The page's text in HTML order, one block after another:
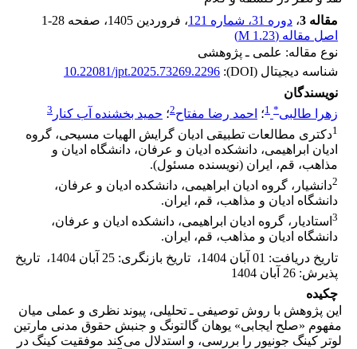
مقاله 3
، دوره 31، شماره 121 ، فروردین 1405 ، صفحه 1-28
اصل مقاله (1.23 M
)
نوع مقاله: علمی ـ پژوهشی
شناسه دیجیتال (DOI):
10.22081/jpt.2025.73269.2296
نویسندگان
زهرا طالبی*
1؛ احمد رضا مفتاح2؛ حمید بخشنده آب کنار 3
1دکتری مطالعات تطبیقی ادیان گرایش الهیات مسیحی، گروه
ادیان ابراهیمی، ‏دانشکده ادیان و عرفان، دانشگاه ادیان و
مذاهب، قم، ایران‏ (نویسنده مسئول).
2دانشیار، گروه ادیان ابراهیمی، دانشکده ادیان و عرفان،
دانشگاه ادیان و مذاهب، قم، ایران.‏
3 استادیار، گروه ادیان ابراهیمی، دانشکده ادیان و عرفان،
دانشگاه ادیان و مذاهب، قم، ایران.‏
تاریخ دریافت: 01 آبان 1404 ، تاریخ بازنگری: 25 آبان 1404 ، تاریخ
پذیرش: 26 آبان 1404
چکیده
این پژوهش با روش توصیفی ـ تحلیلی، پیوند نظری و عملی میان
مفهوم «صلح ایجابی» یوهان گالتونگ و جنبش حقوق مدنی مارتین
لوتر کینگ جونیور را بررسی، و استدلال می‌کند موفقیت کینگ در